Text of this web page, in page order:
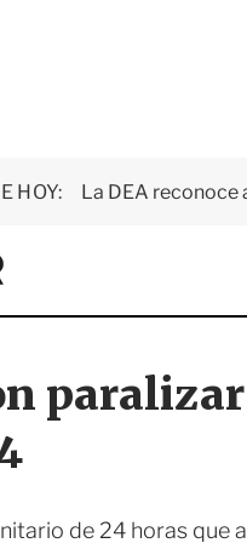
HOY: La DEA reconoce
E
x
e
i
o
r
de 24 horas